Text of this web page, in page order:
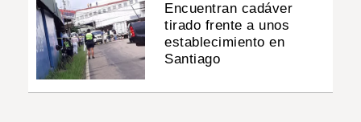
Encuentran cadáver
tirado frente a unos
establecimiento en
Santiago